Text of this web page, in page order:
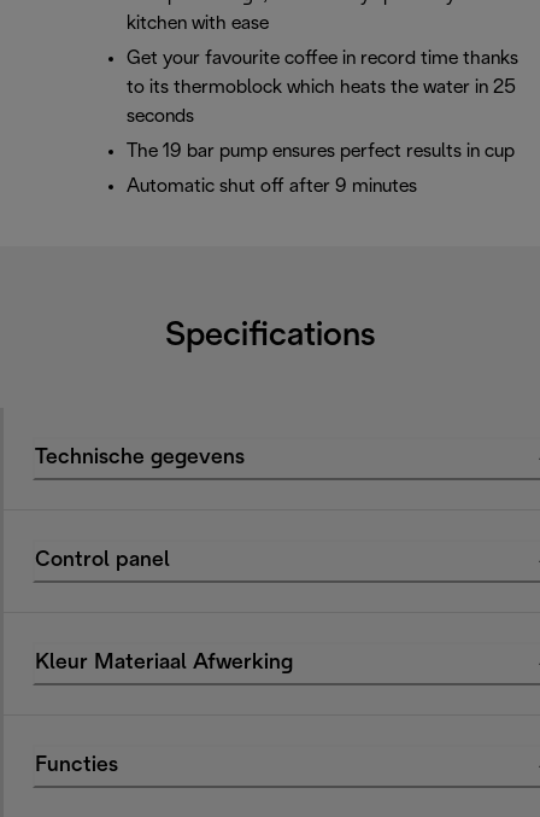
kitchen with ease
Get your favourite coffee in record time thanks
to its thermoblock which heats the water in 25
seconds
The 19 bar pump ensures perfect results in cup
Automatic shut off after 9 minutes
Specifications
Technische gegevens
Control panel
Kleur Materiaal Afwerking
Functies